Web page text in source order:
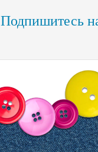
Подпишитесь